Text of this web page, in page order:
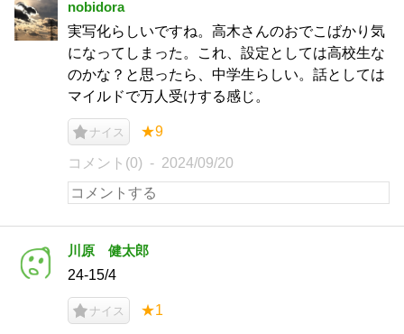
nobidora
実写化らしいですね。高木さんのおでこばかり気
になってしまった。これ、設定としては高校生な
のかな？と思ったら、中学生らしい。話としては
マイルドで万人受けする感じ。
ナイス ★9
コメント(0) 2024/09/20
川原 健太郎
24-15/4
ナイス ★1